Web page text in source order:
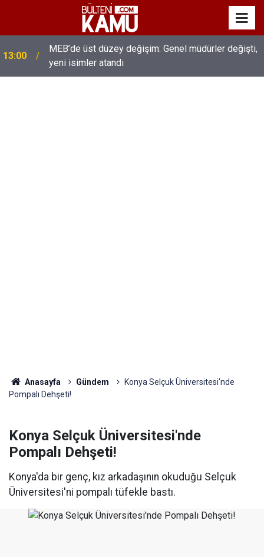
13:00
MEB’de üst düzey değişim: Genel müdürler değişti,
yeni isimler atandı
Anasayfa Gündem
Konya Selçuk Üniversitesi'nde
Pompalı Dehşeti!
Konya Selçuk Üniversitesi'nde
Pompalı Dehşeti!
Konya'da bir genç, kız arkadaşının okuduğu Selçuk
Üniversitesi'ni pompalı tüfekle bastı.